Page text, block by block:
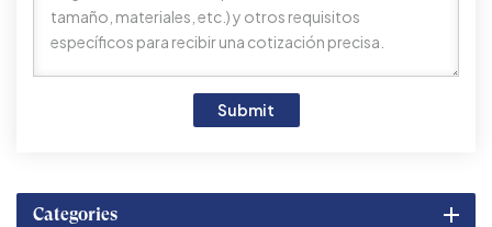
Submit
Categories